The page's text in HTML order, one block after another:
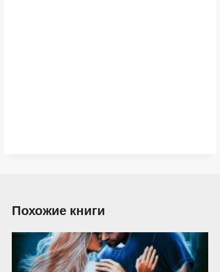
Похожие книги